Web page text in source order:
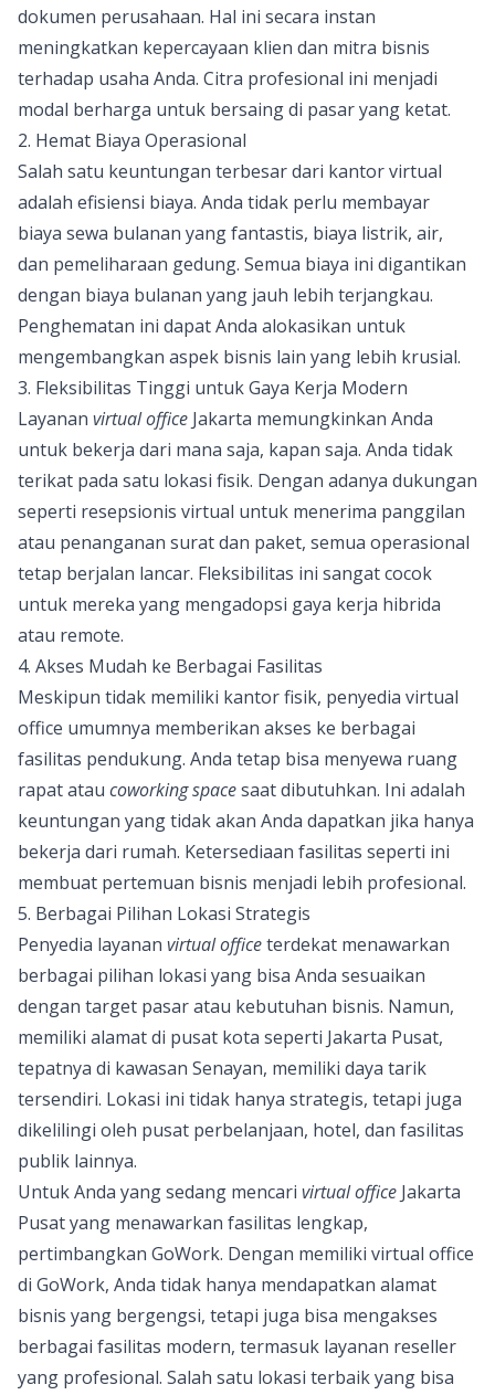
dokumen perusahaan. Hal ini secara instan
meningkatkan kepercayaan klien dan mitra bisnis
terhadap usaha Anda. Citra profesional ini menjadi
modal berharga untuk bersaing di pasar yang ketat.
2. Hemat Biaya Operasional
Salah satu keuntungan terbesar dari kantor virtual
adalah efisiensi biaya. Anda tidak perlu membayar
biaya sewa bulanan yang fantastis, biaya listrik, air,
dan pemeliharaan gedung. Semua biaya ini digantikan
dengan biaya bulanan yang jauh lebih terjangkau.
Penghematan ini dapat Anda alokasikan untuk
mengembangkan aspek bisnis lain yang lebih krusial.
3. Fleksibilitas Tinggi untuk Gaya Kerja Modern
Layanan virtual office Jakarta memungkinkan Anda
untuk bekerja dari mana saja, kapan saja. Anda tidak
terikat pada satu lokasi fisik. Dengan adanya dukungan
seperti resepsionis virtual untuk menerima panggilan
atau penanganan surat dan paket, semua operasional
tetap berjalan lancar. Fleksibilitas ini sangat cocok
untuk mereka yang mengadopsi gaya kerja hibrida
atau remote.
4. Akses Mudah ke Berbagai Fasilitas
Meskipun tidak memiliki kantor fisik, penyedia virtual
office umumnya memberikan akses ke berbagai
fasilitas pendukung. Anda tetap bisa menyewa ruang
rapat atau coworking spacesaat dibutuhkan. Ini adalah
keuntungan yang tidak akan Anda dapatkan jika hanya
bekerja dari rumah. Ketersediaan fasilitas seperti ini
membuat pertemuan bisnis menjadi lebih profesional.
5. Berbagai Pilihan Lokasi Strategis
Penyedia layanan virtual officeterdekat menawarkan
berbagai pilihan lokasi yang bisa Anda sesuaikan
dengan target pasar atau kebutuhan bisnis. Namun,
memiliki alamat di pusat kota seperti Jakarta Pusat,
tepatnya di kawasan Senayan, memiliki daya tarik
tersendiri. Lokasi ini tidak hanya strategis, tetapi juga
dikelilingi oleh pusat perbelanjaan, hotel, dan fasilitas
publik lainnya.
Untuk Anda yang sedang mencari virtual office Jakarta
Pusat yang menawarkan fasilitas lengkap,
pertimbangkan GoWork. Dengan memiliki virtual office
di GoWork, Anda tidak hanya mendapatkan alamat
bisnis yang bergengsi, tetapi juga bisa mengakses
berbagai fasilitas modern, termasuk layanan reseller
yang profesional. Salah satu lokasi terbaik yang bisa